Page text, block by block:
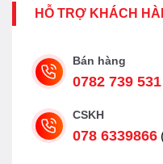
HỖ TRỢ KHÁCH
Bán hàng
0782 739 531
CSKH
078 6339866